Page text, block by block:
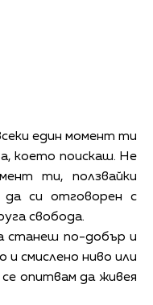
един момент ти
което поискаш. Не
ти, ползвайки
да си отговорен с
свобода.
станеш по-добър и
и смислено ниво или
опитвам да живея